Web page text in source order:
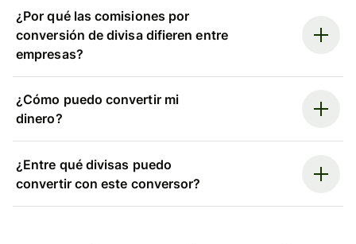
¿Por qué las comisiones por
conversión de divisa difieren entre
empresas?
¿Cómo puedo convertir mi
dinero?
¿Entre qué divisas puedo
convertir con este conversor?